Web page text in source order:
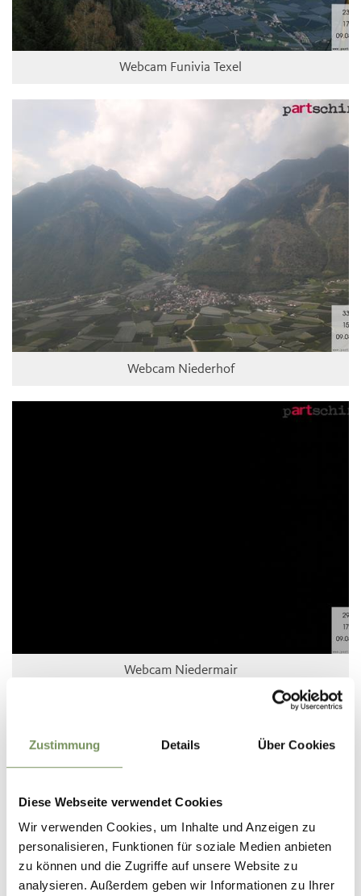
Zustimmung Details Über Cookies
Diese Webseite verwendet Cookies
Wir verwenden Cookies, um Inhalte und Anzeigen zu
personalisieren, Funktionen für soziale Medien anbieten
zu können und die Zugriffe auf unsere Website zu
analysieren. Außerdem geben wir Informationen zu Ihrer
Webcam Funivia Texel
Webcam Niederhof
Webcam Niedermair
Oggi